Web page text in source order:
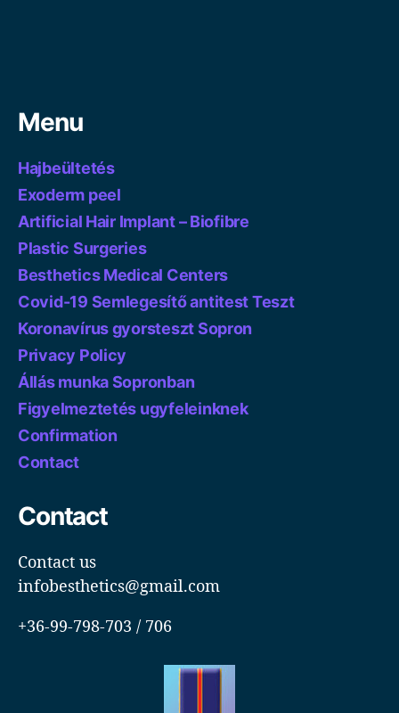
Menu
Hajbeültetés
Exoderm peel
Artificial Hair Implant – Biofibre
Plastic Surgeries
Besthetics Medical Centers
Covid-19 Semlegesítő antitest Teszt
Koronavírus gyorsteszt Sopron
Privacy Policy
Állás munka Sopronban
Figyelmeztetés ugyfeleinknek
Confirmation
Contact
Contact
Contact us
infobesthetics@gmail.com
+36-99-798-703 / 706